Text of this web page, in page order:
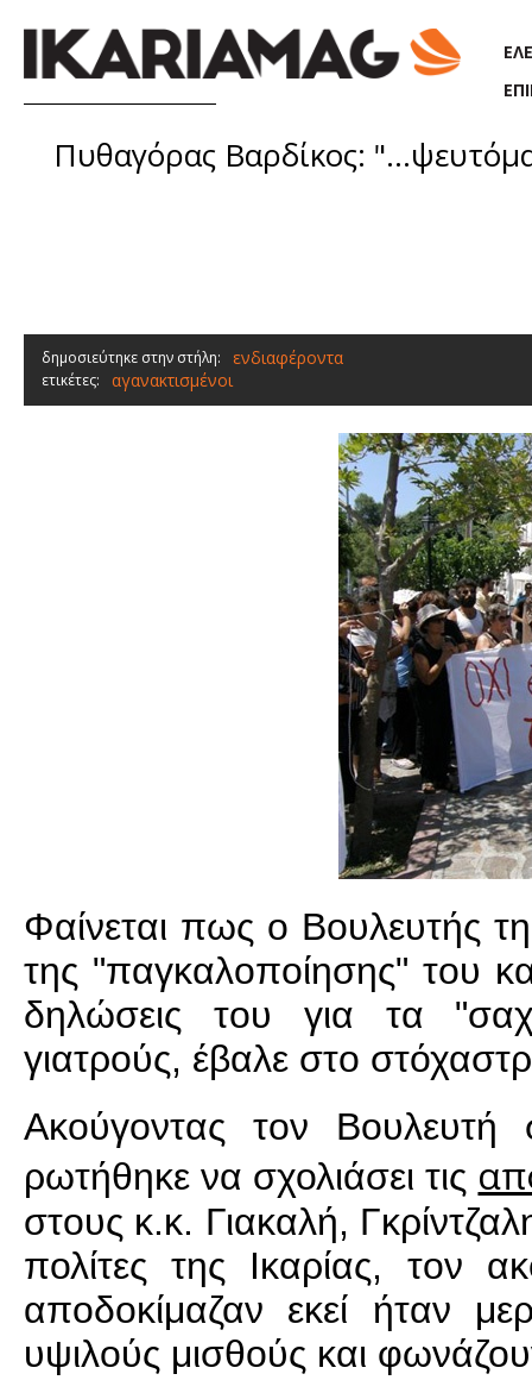
Πυθαγόρας Βαρδίκος:
δημοσιεύτηκε στην στήλη: ενδιαφέροντα
ετικέτες: αγανακτισμένοι
Φαίνεται πως ο Βουλευτής
της "παγκαλοποίησης" του
δηλώσεις του για τα
γιατρούς, έβαλε στο
Ακούγοντας τον
ρωτήθηκε να σχολιάσει τις
στους κ.κ. Γιακαλή,
πολίτες της Ικαρίας, τον
αποδοκίμαζαν εκεί ήταν
υψιλούς μισθούς και